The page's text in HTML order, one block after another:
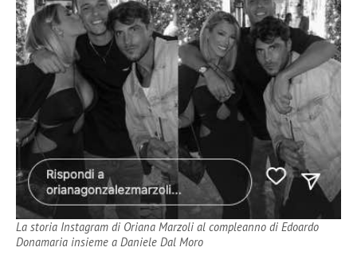
La storia Instagram di Oriana Marzoli al compleanno di Edoardo
Donamaria insieme a Daniele Dal Moro